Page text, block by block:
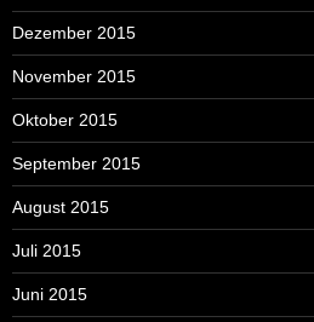
Dezember 2015
November 2015
Oktober 2015
September 2015
August 2015
Juli 2015
Juni 2015